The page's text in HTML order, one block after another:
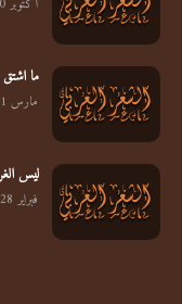
أكتوبر 10, 2019
ما
مارس 01, 2021
ليس
فبراير 28, 2021